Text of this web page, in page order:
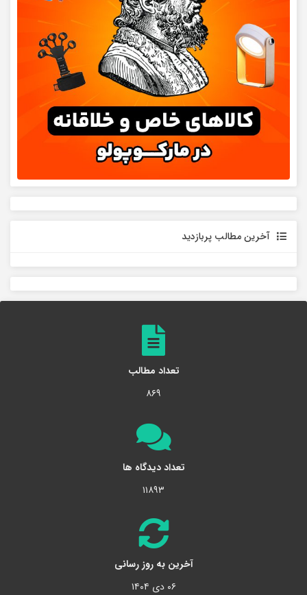
آخرین مطالب پربازدید
تعداد مطالب
۸۶۹
تعداد دیدگاه ها
۱۱۸۹۳
آخرین به روز رسانی
۰۶ دی ۱۴۰۴